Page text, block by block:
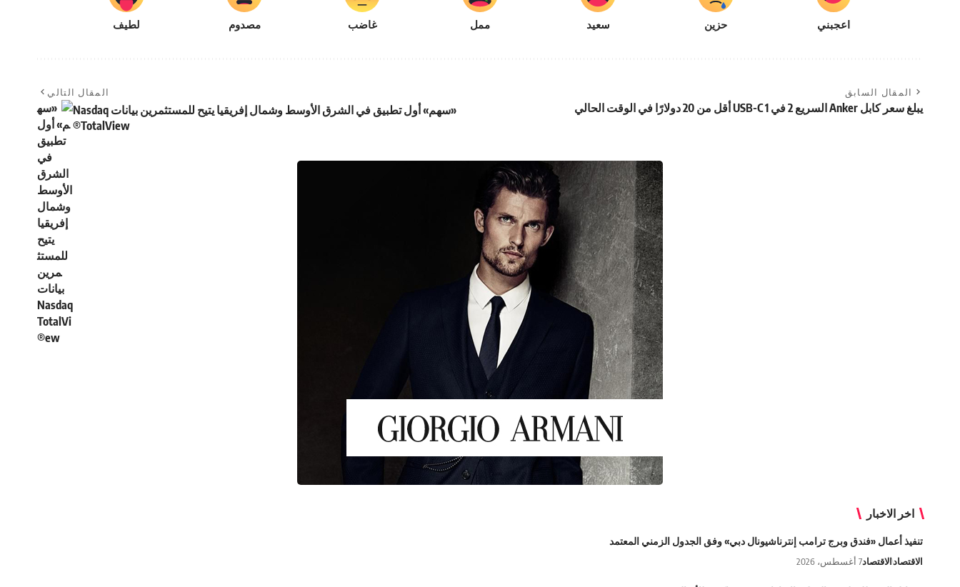
اعجبني حزين سعيد ممل غاضب مصدوم لطيف
المقال السابق
يبلغ سعر كابل Anker السريع 2 في 1 USB-C أقل من 20 دولارًا في الوقت الحالي
المقال التالي
«سهم» أول تطبيق في الشرق الأوسط وشمال إفريقيا يتيح للمستثمرين بيانات Nasdaq
TotalView®
اخر الاخبار
تنفيذ أعمال «فندق وبرج ترامب إنترناشيونال دبي» وفق الجدول الزمني المعتمد
الاقتصادالاقتصاد7 أغسطس، 2026